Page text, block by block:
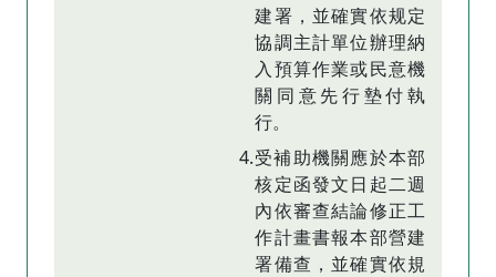
建署，並確實依规定
協調主計單位辦理納
入預算作業或民意機
關同意先行墊付執
行。
4.受補助機關應於本部
核定函發文日起二週
內依審查結論修正工
作計畫書報本部營建
署備查，並確實依規